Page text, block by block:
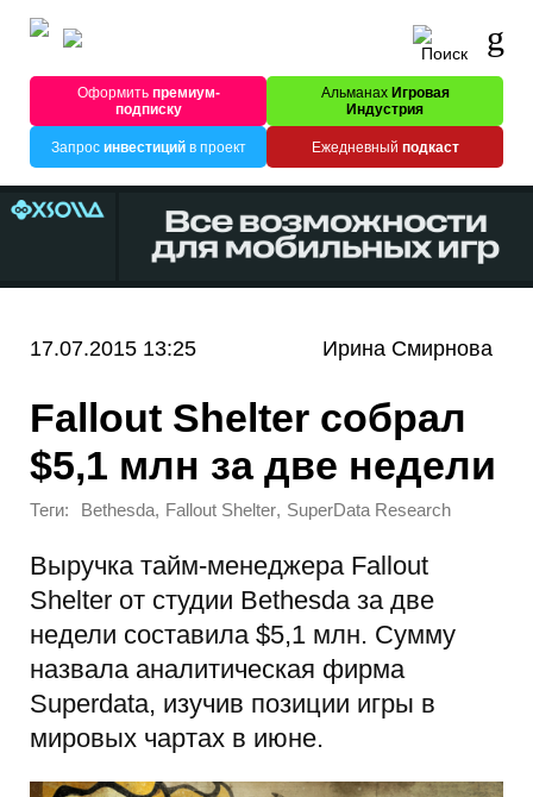
Оформитьпремиум-
подписку
Альманах Игровая
Индустрия
Запрос инвестицийв проект Ежедневный подкаст
17.07.2015 13:25 Ирина Смирнова
Fallout Shelter собрал
$5,1 млн за две недели
Теги: Bethesda, Fallout Shelter, SuperData Research
Выручка тайм-менеджера Fallout
Shelter от студии Bethesda за две
недели составила $5,1 млн. Сумму
назвала аналитическая фирма
Superdata, изучив позиции игры в
мировых чартах в июне.